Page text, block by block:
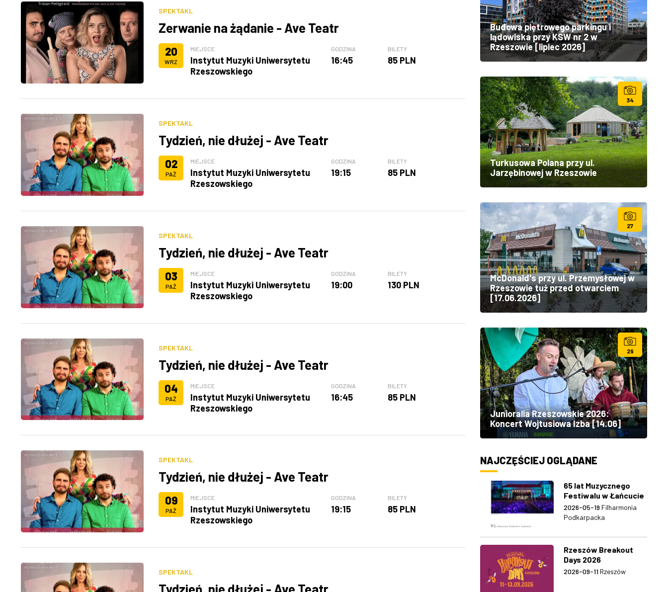
SPEKTAKL
Zerwanie na żądanie - Ave Teatr
20
WRZ
MIEJSCE
Instytut Muzyki Uniwersytetu
Rzeszowskiego
GODZINA
16:45
BILETY
85 PLN
SPEKTAKL
Tydzień, nie dłużej - Ave Teatr
02
PAŹ
MIEJSCE
Instytut Muzyki Uniwersytetu
Rzeszowskiego
GODZINA
19:15
BILETY
85 PLN
SPEKTAKL
Tydzień, nie dłużej - Ave Teatr
03
PAŹ
MIEJSCE
Instytut Muzyki Uniwersytetu
Rzeszowskiego
GODZINA
19:00
BILETY
130 PLN
SPEKTAKL
Tydzień, nie dłużej - Ave Teatr
04
PAŹ
MIEJSCE
Instytut Muzyki Uniwersytetu
Rzeszowskiego
GODZINA
16:45
BILETY
85 PLN
SPEKTAKL
Tydzień, nie dłużej - Ave Teatr
09
PAŹ
MIEJSCE
Instytut Muzyki Uniwersytetu
Rzeszowskiego
GODZINA
19:15
BILETY
85 PLN
SPEKTAKL
Tydzień, nie dłużej - Ave Teatr
Budowa piętrowego parkingu i
lądowiska przy KSW nr 2 w
Rzeszowie [lipiec 2026]
34
Turkusowa Polana przy ul.
Jarzębinowej w Rzeszowie
27
McDonald's przy ul. Przemysłowej w
Rzeszowie tuż przed otwarciem
[17.06.2026]
29
Junioralia Rzeszowskie 2026:
Koncert Wojtusiowa Izba [14.06]
NAJCZĘŚCIEJ OGLĄDANE
65 lat Muzycznego
Festiwalu w Łańcucie
2026-05-19 Filharmonia
Podkarpacka
Rzeszów Breakout
Days 2026
2026-09-11 Rzeszów